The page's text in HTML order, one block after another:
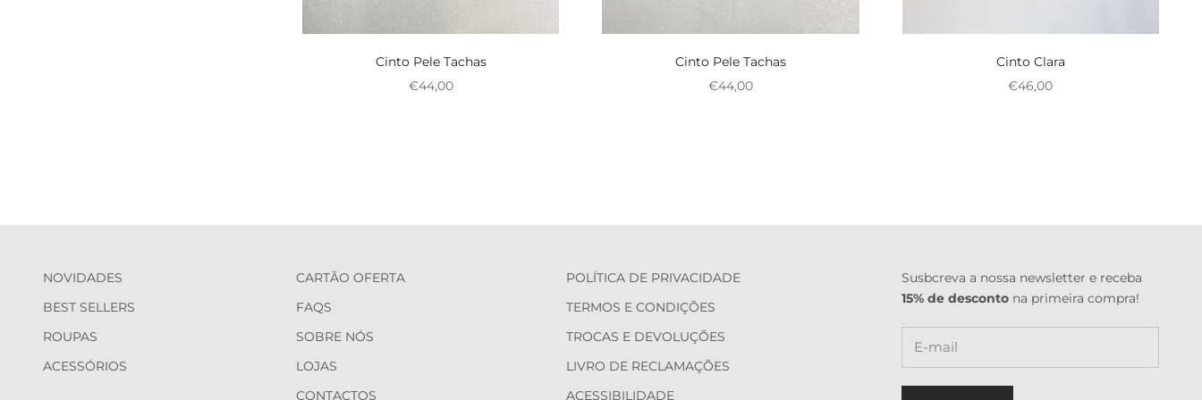
Cinto Pele Tachas
Preço promocional
€44,00
Cinto Pele Tachas
Preço promocional
€44,00
Cinto Clara
Preço promocional
€46,00
NOVIDADES
BEST SELLERS
ROUPAS
ACESSÓRIOS
CARTÃO OFERTA
FAQS
SOBRE NÓS
LOJAS
CONTACTOS
POLÍTICA DE PRIVACIDADE
TERMOS E CONDIÇÕES
TROCAS E DEVOLUÇÕES
LIVRO DE RECLAMAÇÕES
ACESSIBILIDADE
Susbcreva a nossa newsletter e receba
15% de desconto na primeira compra!